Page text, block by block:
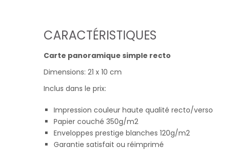
CARACTÉRISTIQUES
Carte panoramique simple recto
Dimensions: 21 x 10 cm
Inclus dans le prix:
Impression couleur haute qualité recto/verso
Papier couché 350g/m2
Enveloppes prestige blanches 120g/m2
Garantie satisfait ou réimprimé